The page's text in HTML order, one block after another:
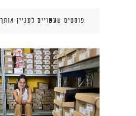
פוסטים שעשויים לעניין אותך